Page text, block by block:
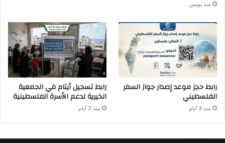
منذ يومين
رابط حجز موعد إصدار جواز السفر
الفلسطيني
منذ 3 أيام
رابط تسجيل أيتام في الجمعية
الخيرية لدعم الأسرة الفلسطينية
منذ 3 أيام